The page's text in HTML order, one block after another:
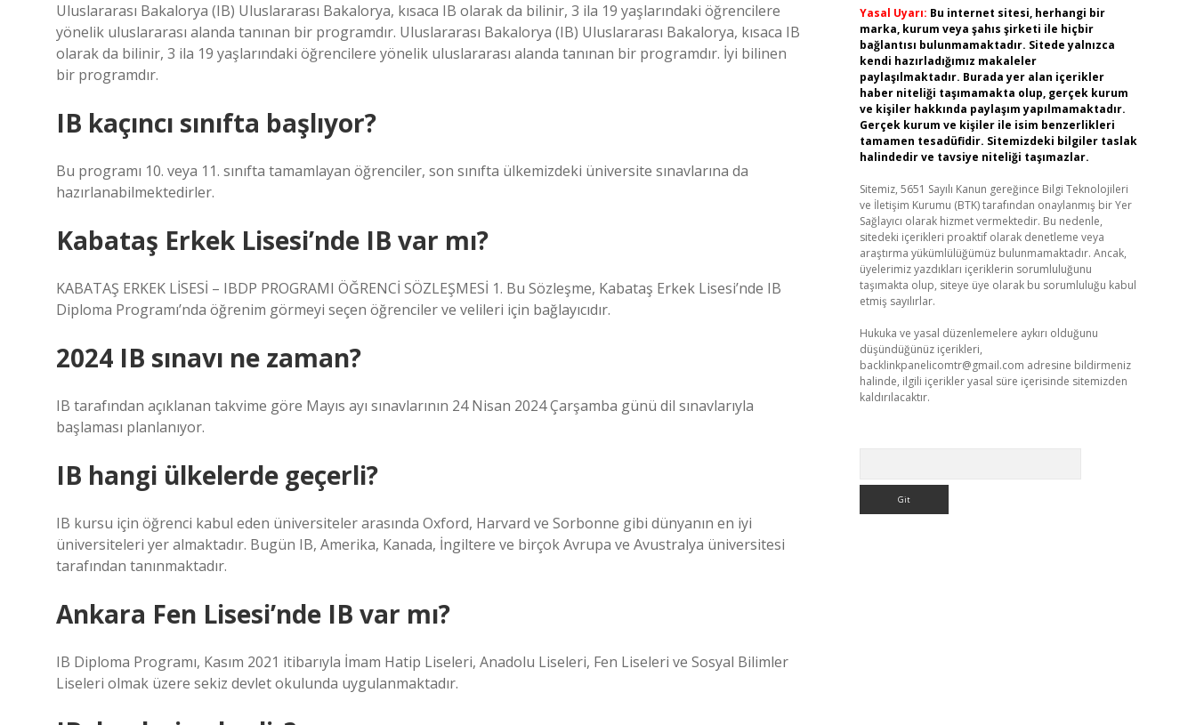
Uluslararası Bakalorya (IB) Uluslararası Bakalorya, kısaca IB olarak da bilinir, 3 ila 19 yaşlarındaki öğrencilere
yönelik uluslararası alanda tanınan bir programdır. Uluslararası Bakalorya (IB) Uluslararası Bakalorya, kısaca IB
olarak da bilinir, 3 ila 19 yaşlarındaki öğrencilere yönelik uluslararası alanda tanınan bir programdır. İyi bilinen
bir programdır.
IB kaçıncı sınıfta başlıyor?
Bu programı 10. veya 11. sınıfta tamamlayan öğrenciler, son sınıfta ülkemizdeki üniversite sınavlarına da
hazırlanabilmektedirler.
Kabataş Erkek Lisesi’nde IB var mı?
KABATAŞ ERKEK LİSESİ – IBDP PROGRAMI ÖĞRENCİ SÖZLEŞMESİ 1. Bu Sözleşme, Kabataş Erkek Lisesi’nde IB
Diploma Programı’nda öğrenim görmeyi seçen öğrenciler ve velileri için bağlayıcıdır.
2024 IB sınavı ne zaman?
IB tarafından açıklanan takvime göre Mayıs ayı sınavlarının 24 Nisan 2024 Çarşamba günü dil sınavlarıyla
başlaması planlanıyor.
IB hangi ülkelerde geçerli?
IB kursu için öğrenci kabul eden üniversiteler arasında Oxford, Harvard ve Sorbonne gibi dünyanın en iyi
üniversiteleri yer almaktadır. Bugün IB, Amerika, Kanada, İngiltere ve birçok Avrupa ve Avustralya üniversitesi
tarafından tanınmaktadır.
Ankara Fen Lisesi’nde IB var mı?
IB Diploma Programı, Kasım 2021 itibarıyla İmam Hatip Liseleri, Anadolu Liseleri, Fen Liseleri ve Sosyal Bilimler
Liseleri olmak üzere sekiz devlet okulunda uygulanmaktadır.
Yasal Uyarı: Bu internet sitesi, herhangi bir
marka, kurum veya şahıs şirketi ile hiçbir
bağlantısı bulunmamaktadır. Sitede yalnızca
kendi hazırladığımız makaleler
paylaşılmaktadır. Burada yer alan içerikler
haber niteliği taşımamakta olup, gerçek kurum
ve kişiler hakkında paylaşım yapılmamaktadır.
Gerçek kurum ve kişiler ile isim benzerlikleri
tamamen tesadüfidir. Sitemizdeki bilgiler taslak
halindedir ve tavsiye niteliği taşımazlar.
Sitemiz, 5651 Sayılı Kanun gereğince Bilgi Teknolojileri
ve İletişim Kurumu (BTK) tarafından onaylanmış bir Yer
Sağlayıcı olarak hizmet vermektedir. Bu nedenle,
sitedeki içerikleri proaktif olarak denetleme veya
araştırma yükümlülüğümüz bulunmamaktadır. Ancak,
üyelerimiz yazdıkları içeriklerin sorumluluğunu
taşımakta olup, siteye üye olarak bu sorumluluğu kabul
etmiş sayılırlar.
Hukuka ve yasal düzenlemelere aykırı olduğunu
düşündüğünüz içerikleri,
backlinkpanelicomtr@gmail.com adresine bildirmeniz
halinde, ilgili içerikler yasal süre içerisinde sitemizden
kaldırılacaktır.